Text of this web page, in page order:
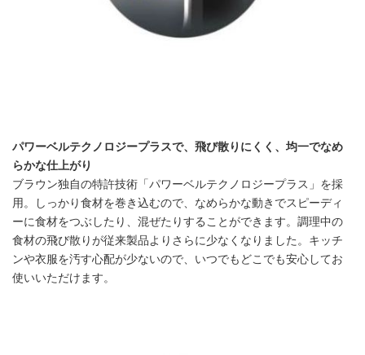
パワーベルテクノロジープラスで、飛び散りにくく、均一でなめ
らかな仕上がり
ブラウン独自の特許技術「パワーベルテクノロジープラス」を採
用。しっかり食材を巻き込むので、なめらかな動きでスピーディ
ーに食材をつぶしたり、混ぜたりすることができます。調理中の
食材の飛び散りが従来製品よりさらに少なくなりました。キッチ
ンや衣服を汚す心配が少ないので、いつでもどこでも安心してお
使いいただけます。